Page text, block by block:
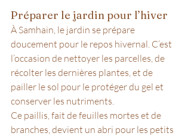
Préparer le jardin pour l’hiver
À Samhain, le jardin se prépare
doucement pour le repos hivernal. C’est
l’occasion de nettoyer les parcelles, de
récolter les dernières plantes, et de
pailler le sol pour le protéger du gel et
conserver les nutriments.
Ce paillis, fait de feuilles mortes et de
branches, devient un abri pour les petits